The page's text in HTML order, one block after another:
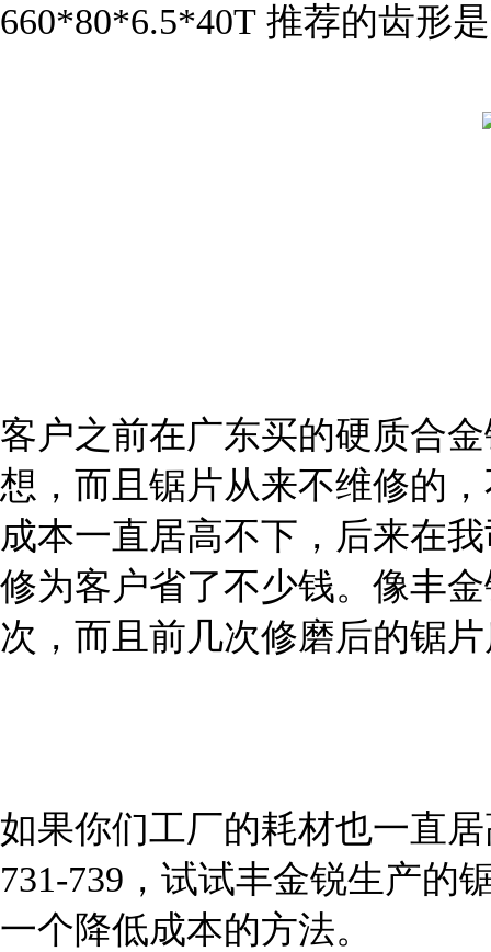
660*80*6.5*40T 推荐的齿形
客户之前在广东买的硬质合
想，而且锯片从来不维修的
成本一直居高不下，后来在
修为客户省了不少钱。像丰
次，而且前几次修磨后的锯
如果你们工厂的耗材也一直
731-739，试试丰金锐生产的
一个降低成本的方法。